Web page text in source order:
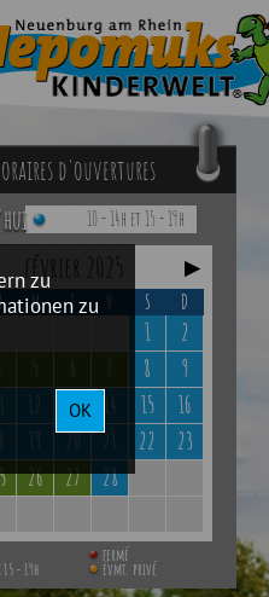
zu
zu
OK
d'ouvertures
10 - 14h et 15 - 19h
février 2025
▶
M J V S D
1
2
5 6 7 8
9
12 13 14 15
16
19 20 21 22
23
26 27 28
fermé
15 - 19h évmt. privé